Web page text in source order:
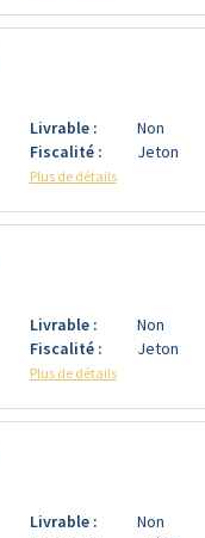
Livrable :
Non
Fiscalité :
Jeton
Plus de détails
Livrable :
Non
Fiscalité :
Jeton
Plus de détails
Livrable :
Non